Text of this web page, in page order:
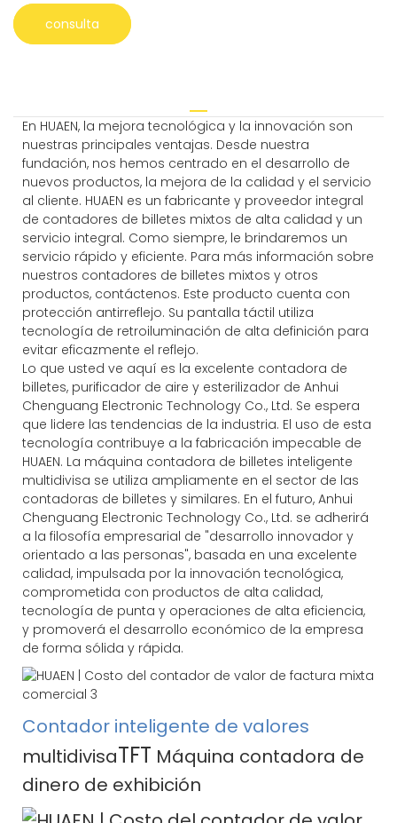
consulta
En HUAEN, la mejora tecnológica y la innovación son
nuestras principales ventajas. Desde nuestra
fundación, nos hemos centrado en el desarrollo de
nuevos productos, la mejora de la calidad y el servicio
al cliente. HUAEN es un fabricante y proveedor integral
de contadores de billetes mixtos de alta calidad y un
servicio integral. Como siempre, le brindaremos un
servicio rápido y eficiente. Para más información sobre
nuestros contadores de billetes mixtos y otros
productos, contáctenos. Este producto cuenta con
protección antirreflejo. Su pantalla táctil utiliza
tecnología de retroiluminación de alta definición para
evitar eficazmente el reflejo.
Lo que usted ve aquí es la excelente contadora de
billetes, purificador de aire y esterilizador de Anhui
Chenguang Electronic Technology Co., Ltd. Se espera
que lidere las tendencias de la industria. El uso de esta
tecnología contribuye a la fabricación impecable de
HUAEN. La máquina contadora de billetes inteligente
multidivisa se utiliza ampliamente en el sector de las
contadoras de billetes y similares. En el futuro, Anhui
Chenguang Electronic Technology Co., Ltd. se adherirá
a la filosofía empresarial de "desarrollo innovador y
orientado a las personas", basada en una excelente
calidad, impulsada por la innovación tecnológica,
comprometida con productos de alta calidad,
tecnología de punta y operaciones de alta eficiencia,
y promoverá el desarrollo económico de la empresa
de forma sólida y rápida.
Contador inteligente de valores
multidivisaTFT Máquina contadora de
dinero de exhibición